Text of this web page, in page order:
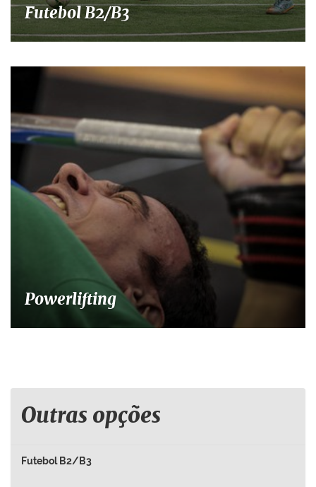
Futebol B2/B3
Powerlifting
Outras opções
Futebol B2/B3